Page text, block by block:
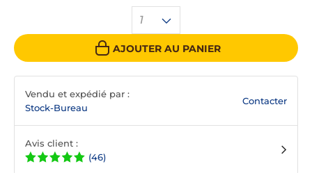
1
AJOUTER AU PANIER
Vendu et expédié par :
Stock-Bureau
Contacter
Avis client :
(46)